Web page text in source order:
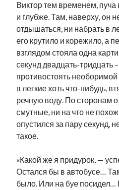
Виктор тем временем, пуча
и глубже. Там, наверху, он
отдышаться, ни набрать в
его крутило и корежило, а
взглядом стояла одна
секунд двадцать-тридцать
противостоять
в легкие хоть что-нибудь,
речную воду. По сторонам
смутные, ни на что не
опустился за пару секунд,
такое.
«Какой же я придурок, —
Остался бы в автобусе…
было. Или на буе посидел…